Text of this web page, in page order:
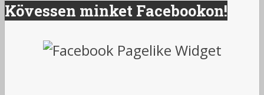
Kövessen minket Facebookon!